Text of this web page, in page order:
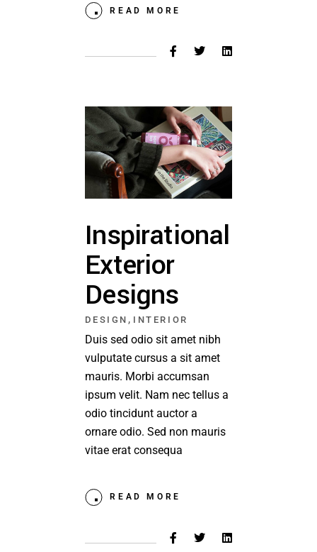
READ MORE
Inspirational
Exterior
Designs
DESIGN , INTERIOR
Duis sed odio sit amet nibh
vulputate cursus a sit amet
mauris. Morbi accumsan
ipsum velit. Nam nec tellus a
odio tincidunt auctor a
ornare odio. Sed non mauris
vitae erat consequa
READ MORE